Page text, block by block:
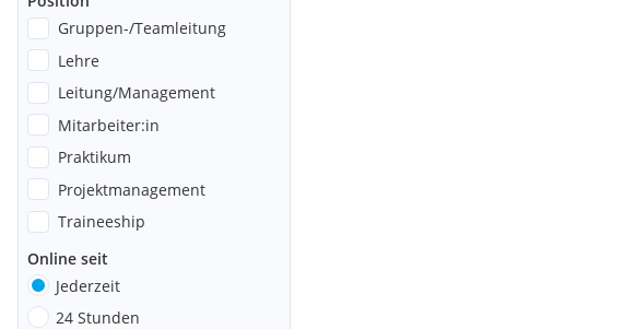
Gruppen-/Teamleitung
Lehre
Leitung/Management
Mitarbeiter:in
Praktikum
Projektmanagement
Traineeship
Online seit
Jederzeit
24 Stunden